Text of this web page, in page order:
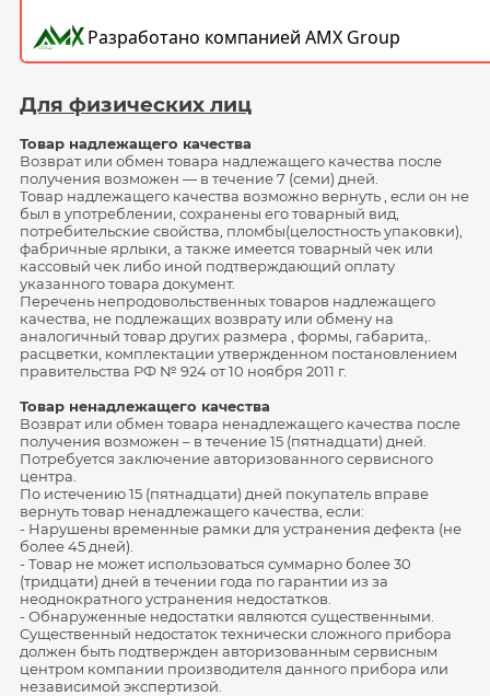
Для физических лиц
Товар надлежащего качества
Возврат или обмен товара надлежащего качества после
получения возможен — в течение 7 (семи) дней.
Товар надлежащего качества возможно вернуть , если он не
был в употреблении, сохранены его товарный вид,
потребительские свойства, пломбы(целостность упаковки),
фабричные ярлыки, а также имеется товарный чек или
кассовый чек либо иной подтверждающий оплату
указанного товара документ.
Перечень непродовольственных товаров надлежащего
качества, не подлежащих возврату или обмену на
аналогичный товар других размера , формы, габарита,.
расцветки, комплектации утвержденном постановлением
правительства РФ № 924 от 10 ноября 2011 г.
Товар ненадлежащего качества
Возврат или обмен товара ненадлежащего качества после
получения возможен – в течение 15 (пятнадцати) дней.
Потребуется заключение авторизованного сервисного
центра.
По истечению 15 (пятнадцати) дней покупатель вправе
вернуть товар ненадлежащего качества, если:
- Нарушены временные рамки для устранения дефекта (не
более 45 дней).
- Товар не может использоваться суммарно более 30
(тридцати) дней в течении года по гарантии из за
неоднократного устранения недостатков.
- Обнаруженные недостатки являются существенными.
Существенный недостаток технически сложного прибора
должен быть подтвержден авторизованным сервисным
центром компании производителя данного прибора или
независимой экспертизой.